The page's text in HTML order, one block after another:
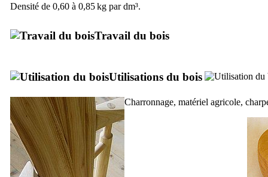
Densité de 0,60 à 0,85 kg par dm³.
Travail du bois
Utilisations du bois
Charronnage, matériel agricole,